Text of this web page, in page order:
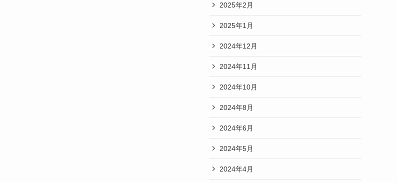
2025年2月
2025年1月
2024年12月
2024年11月
2024年10月
2024年8月
2024年6月
2024年5月
2024年4月